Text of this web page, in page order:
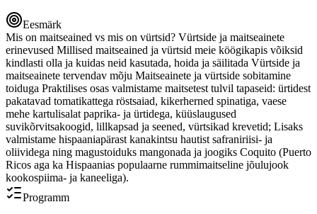
Eesmärk
Mis on maitseained vs mis on vürtsid? Vürtside ja maitseainete
erinevused Millised maitseained ja vürtsid meie köögikapis võiksid
kindlasti olla ja kuidas neid kasutada, hoida ja säilitada Vürtside ja
maitseainete tervendav mõju Maitseainete ja vürtside sobitamine
toiduga Praktilises osas valmistame maitsetest tulvil tapaseid: ürtidest
pakatavad tomatikattega röstsaiad, kikerherned spinatiga, vaese
mehe kartulisalat paprika- ja ürtidega, küüslaugused
suvikõrvitsakoogid, lillkapsad ja seened, vürtsikad krevetid; Lisaks
valmistame hispaaniapärast kanakintsu hautist safraniriisi- ja
oliividega ning magustoiduks mangonada ja joogiks Coquito (Puerto
Ricos aga ka Hispaanias populaarne rummimaitseline jõulujook
kookospiima- ja kaneeliga).
Programm